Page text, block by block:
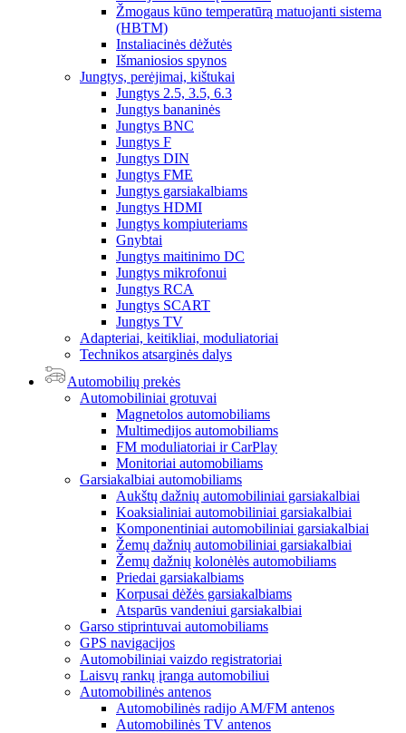
Žmogaus kūno temperatūrą matuojanti sistema
(HBTM)
Instaliacinės dėžutės
Išmaniosios spynos
Jungtys, perėjimai, kištukai
Jungtys 2.5, 3.5, 6.3
Jungtys bananinės
Jungtys BNC
Jungtys F
Jungtys DIN
Jungtys FME
Jungtys garsiakalbiams
Jungtys HDMI
Jungtys kompiuteriams
Gnybtai
Jungtys maitinimo DC
Jungtys mikrofonui
Jungtys RCA
Jungtys SCART
Jungtys TV
Adapteriai, keitikliai, moduliatoriai
Technikos atsarginės dalys
Automobilių prekės
Automobiliniai grotuvai
Magnetolos automobiliams
Multimedijos automobiliams
FM moduliatoriai ir CarPlay
Monitoriai automobiliams
Garsiakalbiai automobiliams
Aukštų dažnių automobiliniai garsiakalbiai
Koaksialiniai automobiliniai garsiakalbiai
Komponentiniai automobiliniai garsiakalbiai
Žemų dažnių automobiliniai garsiakalbiai
Žemų dažnių kolonėlės automobiliams
Priedai garsiakalbiams
Korpusai dėžės garsiakalbiams
Atsparūs vandeniui garsiakalbiai
Garso stiprintuvai automobiliams
GPS navigacijos
Automobiliniai vaizdo registratoriai
Laisvų rankų įranga automobiliui
Automobilinės antenos
Automobilinės radijo AM/FM antenos
Automobilinės TV antenos